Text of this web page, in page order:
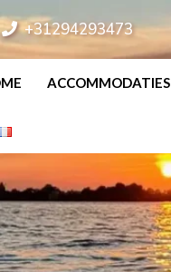
+31294293473
ACCOMMODATIES